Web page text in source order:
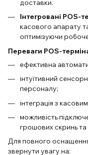
доставки.
Інтегровані POS-
касового апарату
оптимізуючи
Переваги POS-
ефективна
інтуїтивний
персоналу;
інтеграція з
можливість
грошових скринь та
Для повного
звернути увагу на: